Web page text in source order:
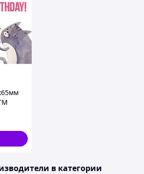
в категории